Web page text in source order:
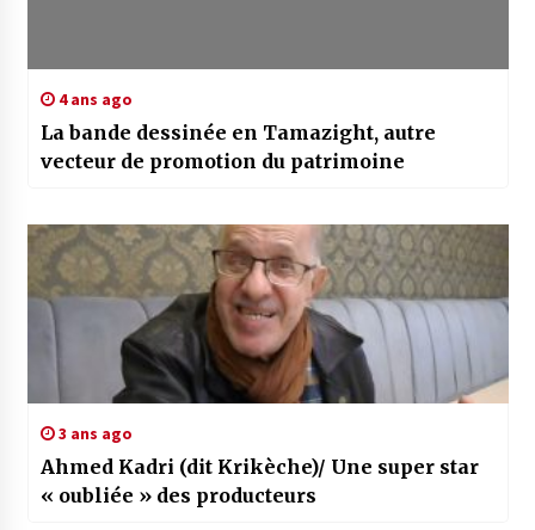
4 ans ago
La bande dessinée en Tamazight, autre
vecteur de promotion du patrimoine
3 ans ago
Ahmed Kadri (dit Krikèche)/ Une super star